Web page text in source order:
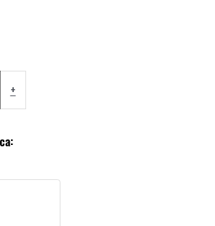
+